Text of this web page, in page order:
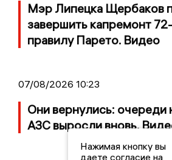
Мэр Липецка Щербаков
завершить капремонт
правилу Парето. Видео
07/08/2026 10:23
Они вернулись: очереди
АЗС выросли вновь.
Нажимая кнопку вы
даете согласие на